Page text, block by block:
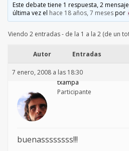
Contacto
Entrar
Este debate tiene 1 respuesta, 2
última vez el hace 18 años, 7 mesespor
Viendo 2 entradas - de la 1 a la 2 (de un
Autor Entradas
7 enero, 2008 a las 18:30
txampa
Participante
buenassssssss!!!